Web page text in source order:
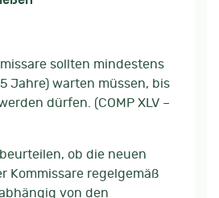
sollten mindestens
Jahre) warten müssen, bis
dürfen. (COMP XLV –
ob die neuen
Kommissare regelgemäß
von den